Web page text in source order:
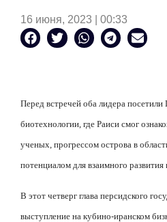
16 июня, 2023 | 00:33
Перед встречей оба лидера
биотехнологии, где Раиси смог
ученых, прогрессом острова в
потенциалом для взаимного развития
В этот четверг глава персидского
выступление на кубино-иранском